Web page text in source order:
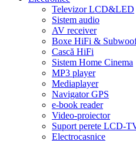
Televizor LCD&LED
Sistem audio
AV receiver
Boxe HiFi &
Cască HiFi
Sistem Home Cinema
MP3 player
Mediaplayer
Navigator GPS
e-book reader
Video-proiector
Suport perete LCD-
Electrocasnice